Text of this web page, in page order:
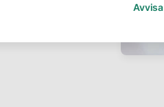
Avvisa